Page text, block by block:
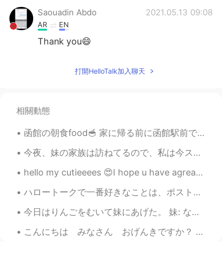
Saouadin Abdo 2021.05.13 09:08
AR EN
Thank you😄
打開HelloTalk加入聊天
相關動態
函館の朝食food🥣 家に帰る前に函館駅前で小さなごちそうを食べています。 実は僕、昔はエビが苦手でした。見た目が怖かったのです。だって巨大な昆虫みたいじゃないですか？🦐 （その昔、海老を僕の...
今夜、妹の家族は訪ねてるので、私は今ステーキをバーベキューしてる 🥩 Tonight my little sister’s family is visiting, so right now I...
hello my cutieeees 😍I hope u have agreat day 🌹(27 March - 15 May)🌹 Ramada...
ハロートークで一番好きなことは、ポストすることやフォローアが増えることじゃなくて、人と話せることです。 毎日、短くても、誰かと話すようにしてます。😁 電話で話すと、より仲良くなった気がします...
今日はりんごをむいて妹にあげた。 妹: なんでリンゴを剃ったの？ 私:剃った？！ 妹:あー間違えた！むいた！(爆笑) 一緒に笑った。 🍎🍎🍎英語🍎🍎🍎 Today I peeled an a...
こんにちは みなさん おげんきですか？ きょう の お天気 は あたかいです．🌤😄👏👍 ぱんごはん は ちょっと おそくなって．😅 ベジタリアン ぱんごはんできた．😮‍💨😝 はじめてです....